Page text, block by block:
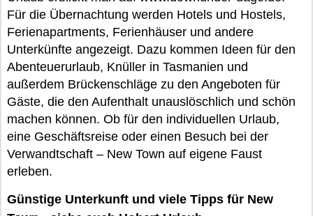
Für die Übernachtung werden Hotels und Hostels,
Ferienapartments, Ferienhäuser und andere
Unterkünfte angezeigt. Dazu kommen Ideen für den
Abenteuerurlaub, Knüller in Tasmanien und
außerdem Brückenschläge zu den Angeboten für
Gäste, die den Aufenthalt unauslöschlich und schön
machen können. Ob für den individuellen Urlaub,
eine Geschäftsreise oder einen Besuch bei der
Verwandtschaft – New Town auf eigene Faust
erleben.
Günstige Unterkunft und viele Tipps für New